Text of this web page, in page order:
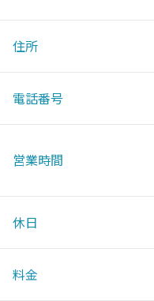
住所
電話番号
営業時間
休日
料金